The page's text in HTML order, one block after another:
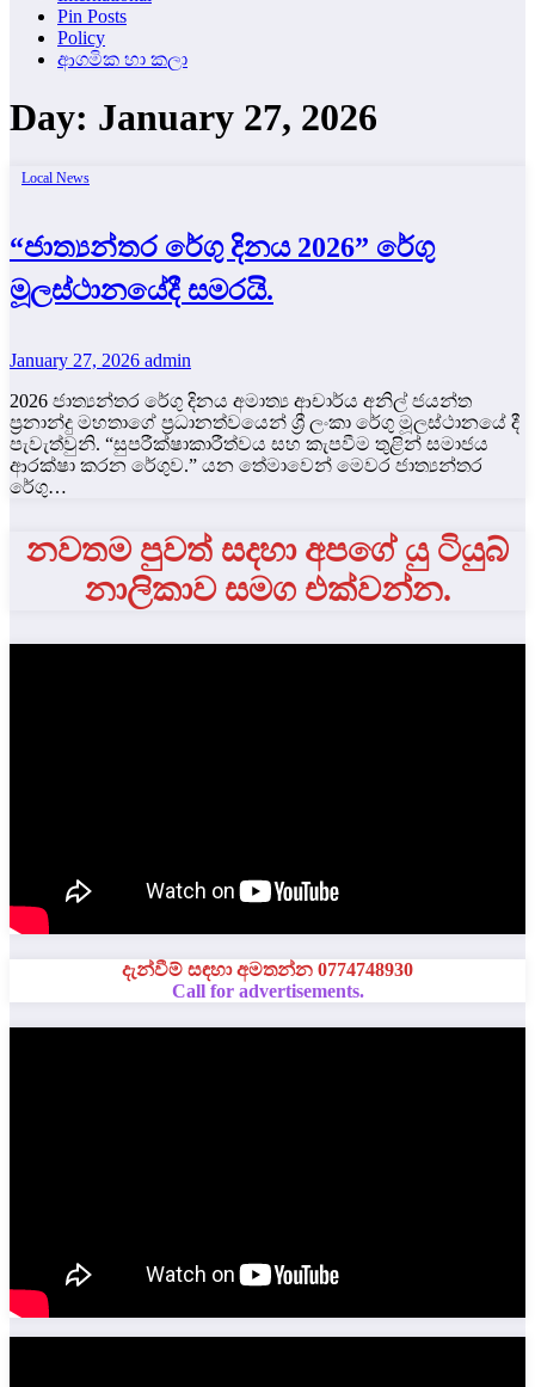
Pin Posts
Policy
ආගමික හා කලා
Day: January 27, 2026
Local News
“ජාත්‍යන්තර රේගු දිනය 2026” රේගු
මූලස්ථානයේදී සමරයි.
January 27, 2026 admin
2026 ජාත්‍යන්තර රේගු දිනය අමාත්‍ය ආචාර්ය අනිල් ජයන්ත
ප්‍රනාන්දු මහතාගේ ප්‍රධානත්වයෙන් ශ්‍රී ලංකා රේගු මූලස්ථානයේ දී
පැවැත්වුනි. “සුපරීක්ෂාකාරීත්වය සහ කැපවීම තුළින් සමාජය
ආරක්ෂා කරන රේගුව.” යන තේමාවෙන් මෙවර ජාත්‍යන්තර
රේගු…
නවතම පුවත් සදහා අපගේ යු ටියුබ්
නාලිකාව සමග එක්වන්න.
දැන්වීම් සඳහා අමතන්න 0774748930
Call for advertisements.